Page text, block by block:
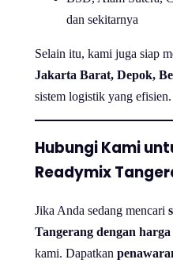
dan sekitarnya
Selain itu, kami juga siap
Jakarta Barat, Depok,
sistem logistik yang efisien.
Hubungi Kami
Readymix
Jika Anda sedang mencari
Tangerang dengan
kami. Dapatkan